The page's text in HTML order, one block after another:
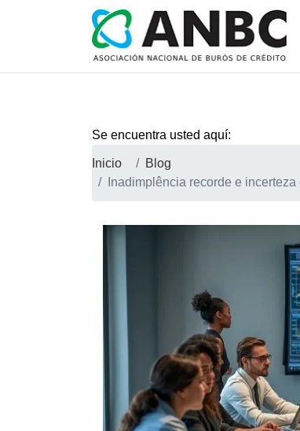
Se encuentra usted aquí:
Inicio
Blog
Inadimplência recorde e